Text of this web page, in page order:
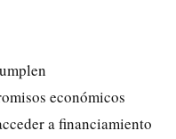
económicos
a financiamiento